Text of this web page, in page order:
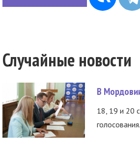
Случайные новости
В
18, 19 и 20